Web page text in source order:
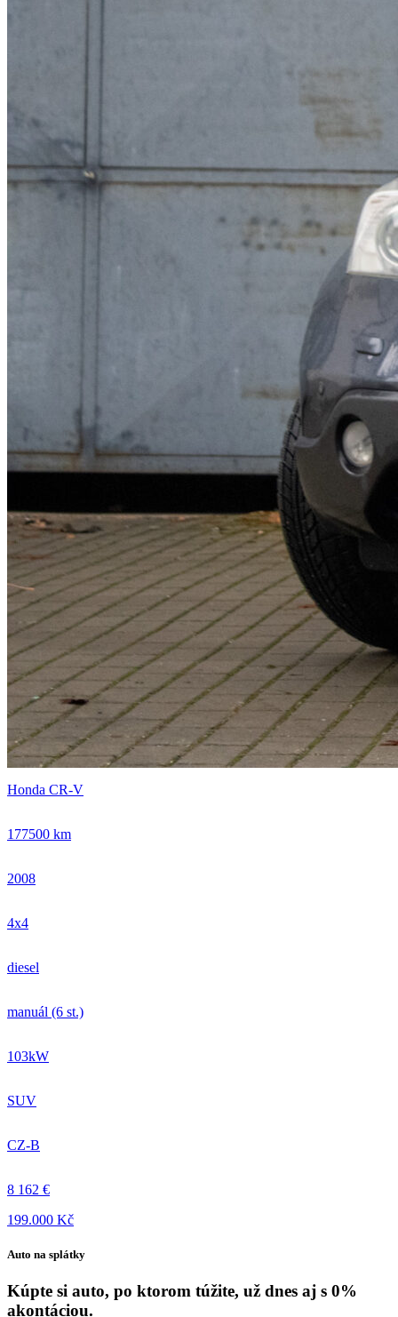
Honda CR-V
177500 km
2008
4x4
diesel
manuál (6 st.)
103kW
SUV
CZ-B
8 162 €
199.000 Kč
Auto na splátky
Kúpte si auto, po ktorom túžite, už dnes aj s 0%
akontáciou.